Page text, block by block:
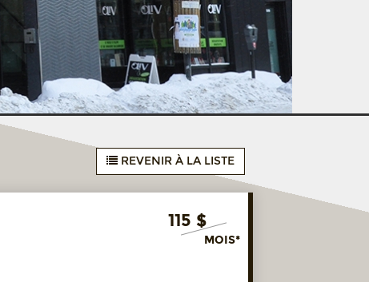
REVENIR À LA LISTE
115 $
MOIS*